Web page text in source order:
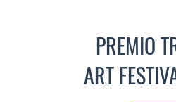
PREMIO
ART